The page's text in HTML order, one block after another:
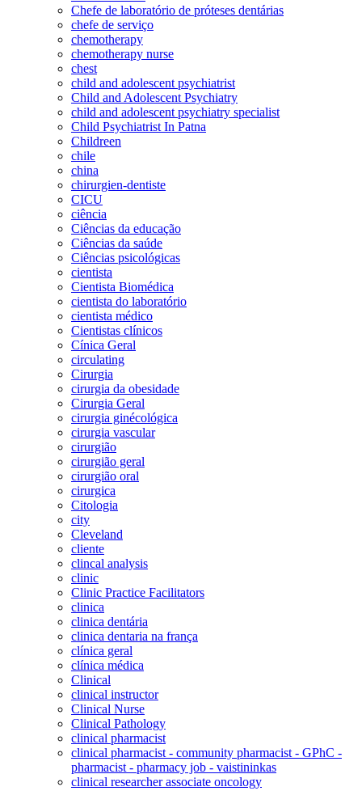
Chefe de laboratório de próteses dentárias
chefe de serviço
chemotherapy
chemotherapy nurse
chest
child and adolescent psychiatrist
Child and Adolescent Psychiatry
child and adolescent psychiatry specialist
Child Psychiatrist In Patna
Childreen
chile
china
chirurgien-dentiste
CICU
ciência
Ciências da educação
Ciências da saúde
Ciências psicológicas
cientista
Cientista Biomédica
cientista do laboratório
cientista médico
Cientistas clínicos
Cínica Geral
circulating
Cirurgia
cirurgia da obesidade
Cirurgia Geral
cirurgia ginécológica
cirurgia vascular
cirurgião
cirurgião geral
cirurgião oral
cirurgica
Citologia
city
Cleveland
cliente
clincal analysis
clinic
Clinic Practice Facilitators
clinica
clinica dentária
clinica dentaria na frança
clínica geral
clínica médica
Clinical
clinical instructor
Clinical Nurse
Clinical Pathology
clinical pharmacist
clinical pharmacist - community pharmacist - GPhC -
pharmacist - pharmacy job - vaistininkas
clinical researcher associate oncology